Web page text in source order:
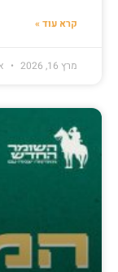
קרא עוד »
מרץ 16, 2026